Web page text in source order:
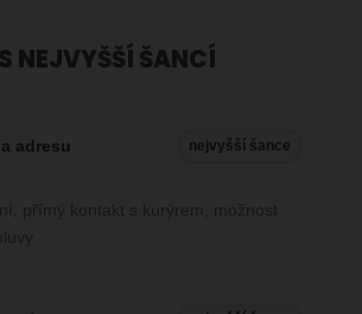
NEJVYŠŠÍ ŠANCÍ
adresu nejvyšší šance